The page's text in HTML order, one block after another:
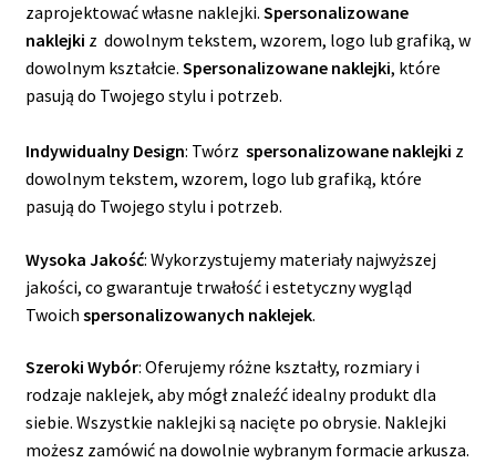
zaprojektować własne naklejki. Spersonalizowane
naklejki z dowolnym tekstem, wzorem, logo lub grafiką, w
dowolnym kształcie. Spersonalizowane naklejki, które
pasują do Twojego stylu i potrzeb.
Indywidualny Design: Twórz spersonalizowane naklejki z
dowolnym tekstem, wzorem, logo lub grafiką, które
pasują do Twojego stylu i potrzeb.
Wysoka Jakość: Wykorzystujemy materiały najwyższej
jakości, co gwarantuje trwałość i estetyczny wygląd
Twoich spersonalizowanych naklejek.
Szeroki Wybór: Oferujemy różne kształty, rozmiary i
rodzaje naklejek, aby mógł znaleźć idealny produkt dla
siebie. Wszystkie naklejki są nacięte po obrysie. Naklejki
możesz zamówić na dowolnie wybranym formacie arkusza.